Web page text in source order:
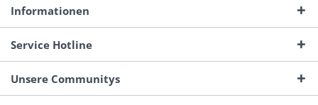
Informationen
Service Hotline
Unsere Communitys